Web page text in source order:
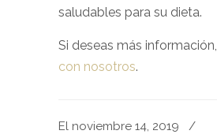
saludables para su dieta.
Si deseas más información,
con nosotros.
El noviembre 14, 2019
/